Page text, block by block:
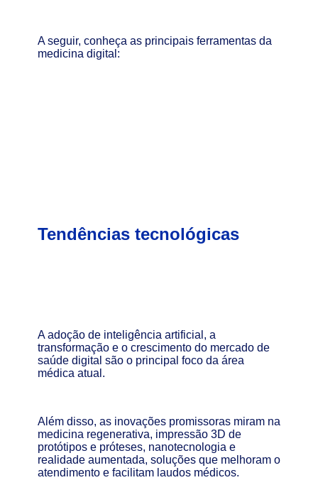
A seguir, conheça as principais ferramentas da
medicina digital:
Tendências tecnológicas
A adoção de inteligência artificial, a
transformação e o crescimento do mercado de
saúde digital são o principal foco da área
médica atual.
Além disso, as inovações promissoras miram na
medicina regenerativa, impressão 3D de
protótipos e próteses, nanotecnologia e
realidade aumentada, soluções que melhoram o
atendimento e facilitam laudos médicos.